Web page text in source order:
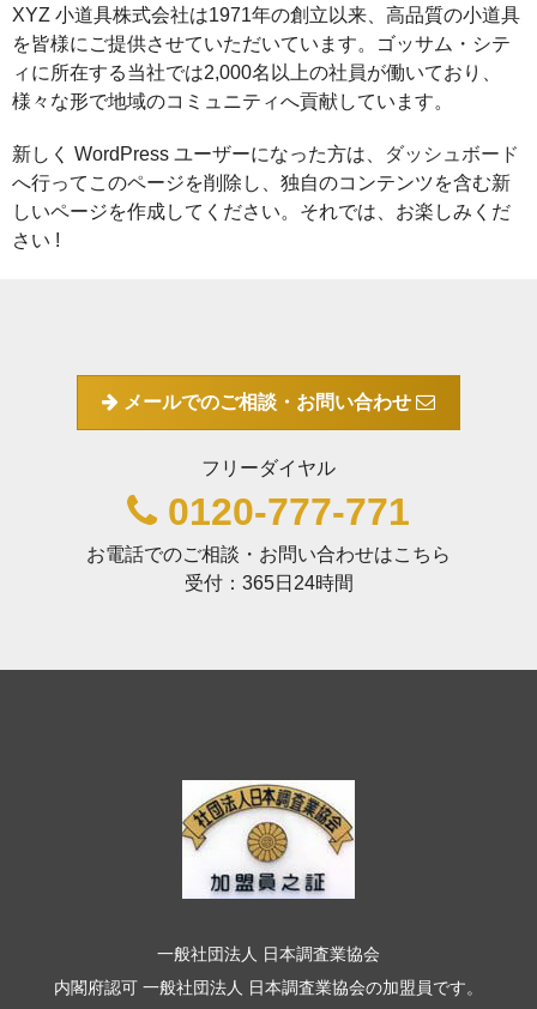
XYZ 小道具株式会社は1971年の創立以来、高品質の小道具
を皆様にご提供させていただいています。ゴッサム・シテ
ィに所在する当社では2,000名以上の社員が働いており、
様々な形で地域のコミュニティへ貢献しています。
新しく WordPress ユーザーになった方は、
ダッシュボード
へ行ってこのページを削除し、独自のコンテンツを含む新
しいページを作成してください。それでは、お楽しみくだ
さい !
メールでのご相談・お問い合わせ
フリーダイヤル
0120-777-771
お電話でのご相談・お問い合わせはこちら
受付：365日24時間
一般社団法人 日本調査業協会
内閣府認可 一般社団法人 日本調査業協会の加盟員です。